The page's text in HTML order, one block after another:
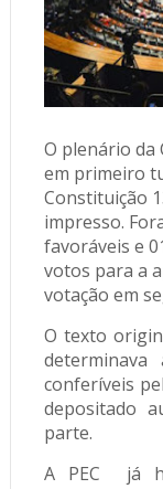
O plenário da
em primeiro
Constituição
impresso.
favoráveis e
votos para a
votação em
O texto
conferíveis
depositado
parte.
A PEC já